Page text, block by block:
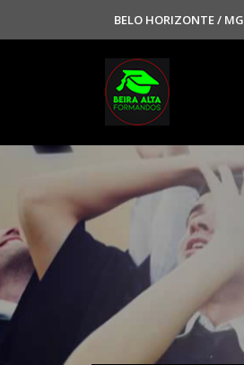
BELO HORIZONTE / MG